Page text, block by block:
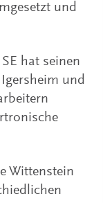
und
hat seinen
und
Wittenstein